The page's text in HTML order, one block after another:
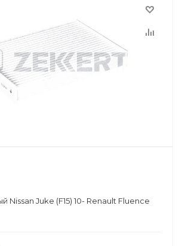
Nissan Juke (F15) 10- Renault Fluence